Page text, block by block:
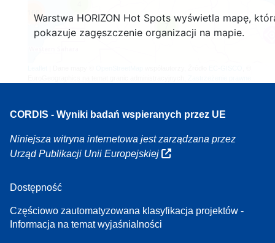
Warstwa HORIZON Hot Spots wyświetla mapę,
pokazuje zagęszczenie organizacji na mapie.
7
160
CORDIS - Wyniki badań wspieranych przez UE
Niniejsza witryna internetowa jest zarządzana przez
Urząd Publikacji Unii Europejskiej
Dostępność
Częściowo zautomatyzowana klasyfikacja projektów -
Informacja na temat wyjaśnialności